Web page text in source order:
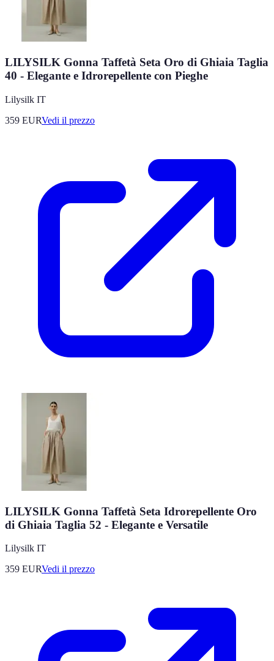
LILYSILK Gonna Taffetà Seta Oro di Ghiaia Taglia
40 - Elegante e Idrorepellente con Pieghe
Lilysilk IT
359 EURVedi il prezzo
LILYSILK Gonna Taffetà Seta Idrorepellente Oro
di Ghiaia Taglia 52 - Elegante e Versatile
Lilysilk IT
359 EURVedi il prezzo